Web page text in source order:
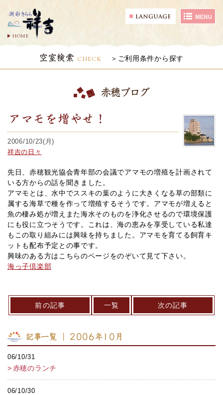
HOME
空室検索 CHECK ご利用条件から探す
赤穂ブログ
アマモを増やせ！
2006/10/23(月)
祥吉の日々
先日、赤穂観光協会青年部の会議でアマモの増殖を計画されて
いる方からの話を聞きました。
アマモとは、水中でススキの葉のように大きくなる草の部類に
属する海草で種を作って増殖するそうです。アマモが増えると
魚の棲み処が増えまた海水そのものを浄化させるので環境保護
にも役に立つそうです。これは、海の恵みを享受している私達
もこの取り組みには興味を持ちました。アマモを育てる飼育キ
ットも配布予定との事です。
興味のある方はこちらのページをのぞいて見て下さい。
海っ子倶楽部
前の記事 一覧 次の記事
記事一覧 ｜ 2006年10月
06/10/31
赤穂のランチ
06/10/30